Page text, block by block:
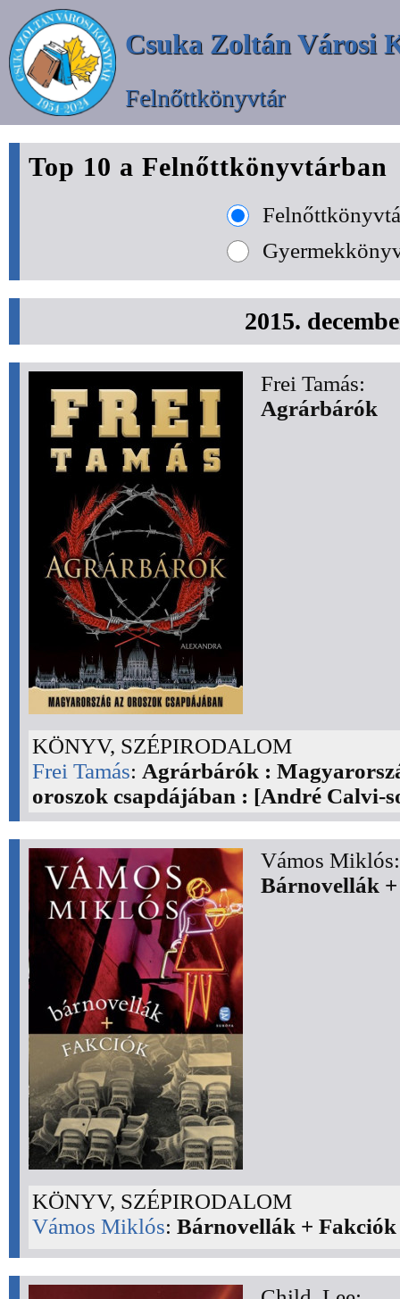
Csuka Zoltán Városi
Felnőttkönyvtár
Top 10 a Felnőttkönyvtárban
2015.
Frei Tamás:
Agrárbárók
KÖNYV, SZÉPIRODALOM
Frei Tamás: Agrárbárók :
oroszok csapdájában : [André Calvi-
Vámos Miklós:
Bárnovellák
KÖNYV, SZÉPIRODALOM
Vámos Miklós: Bárnovellák + Fakciók